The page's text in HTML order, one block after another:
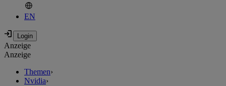
EN
Anzeige
Anzeige
Themen›
Nvidia›